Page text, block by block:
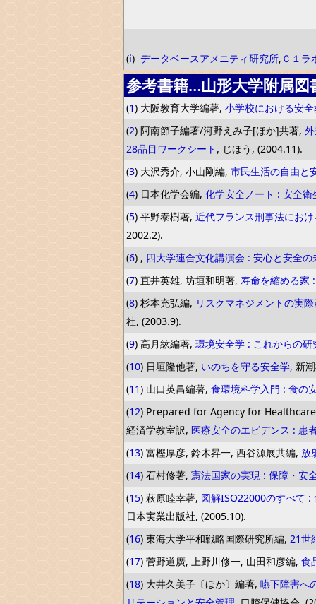
(ⅰ) データベースアメニティ研究所, Ｃ１ラ
参考書籍…山形大学附属図
(1) 大阪教育大学編著, 小学校における安
(2) 阿南節子編著/河野えみ子[ほか]共著,
28品目ワークシート , じほう, (2004.11).
(3) 大沢秀介, 小山剛編, 市民生活の自由と
(4) 日本化学会編, 化学安全ノート : 安全
(5) 平野泰樹著, 近代フランス刑事法にお
2002.2).
(6) , 四大学連合文化講演会 : 安心と安全
(7) 直井英雄, 坊垣和明著, 寿命を縮める家
(8) 杉本充弘編, リスクマネジメントの実
社, (2003.9).
(9) 高月紘編著, 環境安全学 : これからの
(10) 日垣隆他著, いのちを守る安全学, 新
(11) 山口英昌編著, 食環境科学入門 : 食の
(12) Prepared for Agency for
経済学教室訳, 医療安全のエビデンス : 患
(13) 富樫厚彦, 鈴木昇一, 西谷源展共編, 放
(14) 石村修著, 憲法国家の実現 : 保障・安
(15) 萩原睦幸著, 図解ISO22000のすべて :
日本実業出版社, (2005.10).
(16) 東海大学平和戦略国際研究所編, 21世
(17) 菅野道廣, 上野川修一, 山田和彦編, 食
(18) 大井久美子〔ほか〕編著, 嚥下障害へ